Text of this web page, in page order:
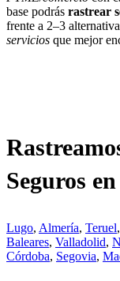
base podrás rastrear
frente a 2–3
servicios que mejor
Seguros
Lugo, Almería, Teruel,
Baleares, Valladolid,
Córdoba, Segovia,